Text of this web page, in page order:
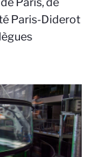
Paris-Diderot